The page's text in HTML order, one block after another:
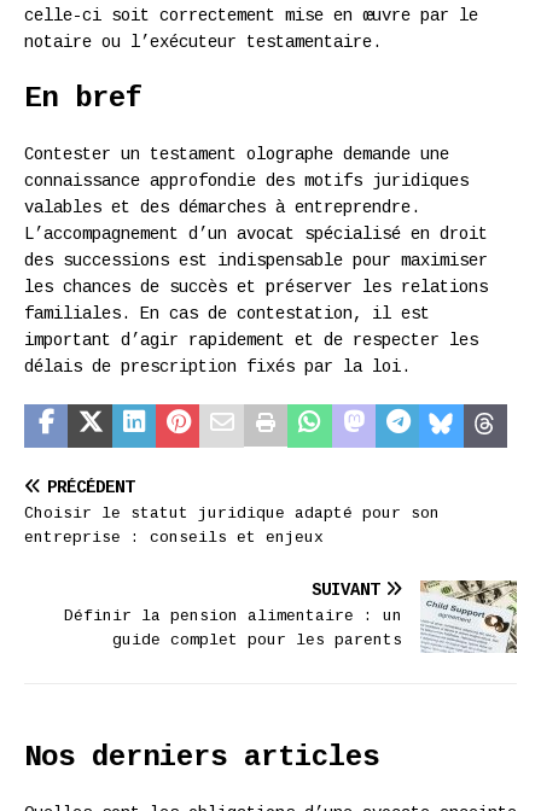
celle-ci soit correctement mise en œuvre par le
notaire ou l’exécuteur testamentaire.
En bref
Contester un testament olographe demande une
connaissance approfondie des motifs juridiques
valables et des démarches à entreprendre.
L’accompagnement d’un avocat spécialisé en droit
des successions est indispensable pour maximiser
les chances de succès et préserver les relations
familiales. En cas de contestation, il est
important d’agir rapidement et de respecter les
délais de prescription fixés par la loi.
PRÉCÉDENT
Choisir le statut juridique adapté pour son
entreprise : conseils et enjeux
SUIVANT
Définir la pension alimentaire : un
guide complet pour les parents
Nos derniers articles